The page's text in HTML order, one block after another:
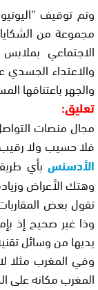
وتم توقيف
مجموعة من
الاجتماعي
والاعتداء الجسدي
والجهر باعتناقها
تعليق:
مجال منصات
فلا حسيب ولا
الأدسنس بأي
وهتك الأعراض
تقول بعض
وذا غير صحيح إذ
يديها من وسائل
وفي المغرب مثلا
المغرب مكانه على